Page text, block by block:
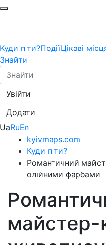
Куди піти?ПодіїЦікаві
Знайти
Увійти
Додати
UaRuEn
kyivmaps.com
Куди піти?
Романтичний
олійними фарбами
майстер-